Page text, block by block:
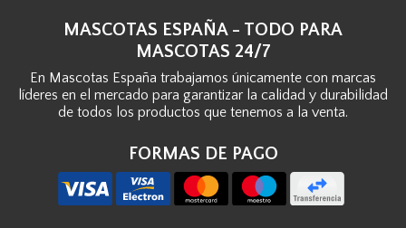
MASCOTAS ESPAÑA - TODO PARA
MASCOTAS 24/7
En Mascotas España trabajamos únicamente con marcas
líderes en el mercado para garantizar la calidad y durabilidad
de todos los productos que tenemos a la venta.
FORMAS DE PAGO